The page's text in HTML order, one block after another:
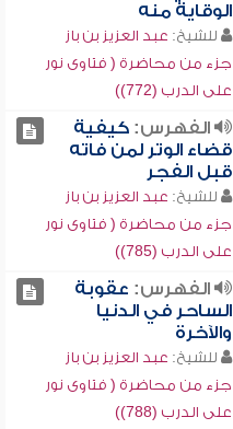
الوقاية منه
للشيخ: عبد العزيز بن باز
جزء من محاضرة ( فتاوى نور
على الدرب (772))
الفهرس:كيفية
قضاء الوتر لمن فاته
قبل الفجر
للشيخ: عبد العزيز بن باز
جزء من محاضرة ( فتاوى نور
على الدرب (785))
الفهرس: عقوبة
الساحر في الدنيا
والآخرة
للشيخ: عبد العزيز بن باز
جزء من محاضرة ( فتاوى نور
على الدرب (788))